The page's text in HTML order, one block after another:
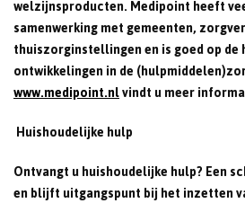
welzijnsproducten. Medipoint heeft
samenwerking met gemeenten,
thuiszorginstellingen en is goed op de
ontwikkelingen in de
www.medipoint.nlvindt u meer
Huishoudelijke hulp
Ontvangt u huishoudelijke hulp? Een
en blijft uitgangspunt bij het inzetten